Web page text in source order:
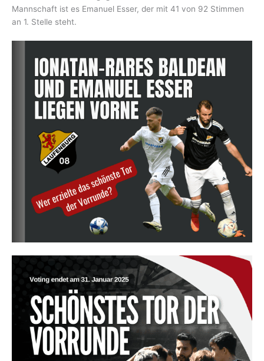
Mannschaft ist es Emanuel Esser, der mit 41 von 92 Stimmen
an 1. Stelle steht.